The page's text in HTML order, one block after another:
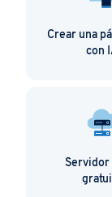
Crear una
con
Servidor